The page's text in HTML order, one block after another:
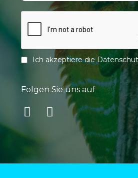
Ich akzeptiere die
Folgen Sie uns auf